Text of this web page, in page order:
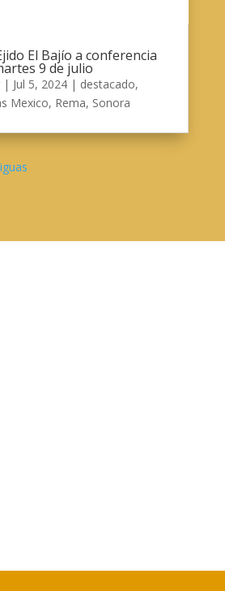
El Bajío a conferencia
9 de julio
| Jul 5, 2024| destacado,
Mexico, Rema, Sonora